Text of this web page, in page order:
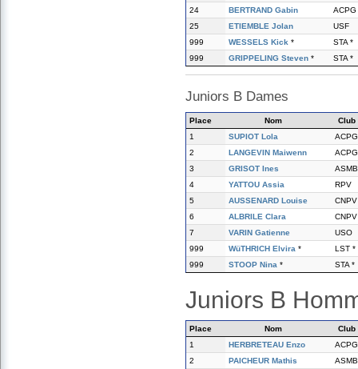
24
BERTRAND Gabin
ACPG
25
ETIEMBLE Jolan
USF
999
WESSELS Kick *
STA *
999
GRIPPELING Steven * STA *
Juniors B Dames
Place Nom
Club
1
SUPIOT Lola
ACPG
2
LANGEVIN Maiwenn
ACPG
3
GRISOT Ines
ASMB
4
YATTOU Assia
RPV
5
AUSSENARD Louise
CNPV
6
ALBRILE Clara
CNPV
7
VARIN Gatienne
USO
999
WüTHRICH Elvira *
LST *
999
STOOP Nina * STA *
Juniors B
Place Nom
Club
1
HERBRETEAU Enzo
ACPG
2
PAICHEUR Mathis
ASMB